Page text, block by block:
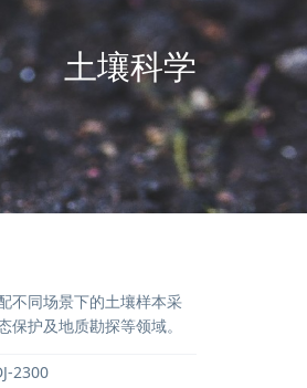
土壤科学
不同场景下的土壤样本采
护及地质勘探等领域。
2300